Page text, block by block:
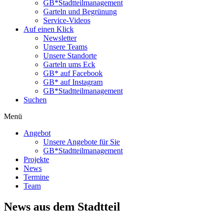
GB*Stadtteilmanagement
Garteln und Begrünung
Service-Videos
Auf einen Klick
Newsletter
Unsere Teams
Unsere Standorte
Garteln ums Eck
GB* auf Facebook
GB* auf Instagram
GB*Stadtteilmanagement
Suchen
Menü
Angebot
Unsere Angebote für Sie
GB*Stadtteilmanagement
Projekte
News
Termine
Team
News aus dem Stadtteil